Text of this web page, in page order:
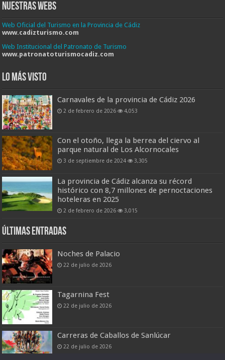
Nuestras Webs
Web Oficial del Turismo en la Provincia de Cádiz
www.cadizturismo.com
Web Institucional del Patronato de Turismo
www.patronatoturismocadiz.com
Lo más visto
Carnavales de la provincia de Cádiz 2026
2 de febrero de 2026 4,053
Con el otoño, llega la berrea del ciervo al
parque natural de Los Alcornocales
3 de septiembre de 2024 3,305
La provincia de Cádiz alcanza su récord
histórico con 8,7 millones de pernoctaciones
hoteleras en 2025
2 de febrero de 2026 3,015
Últimas entradas
Noches de Palacio
22 de julio de 2026
Tagarnina Fest
22 de julio de 2026
Carreras de Caballos de Sanlúcar
22 de julio de 2026